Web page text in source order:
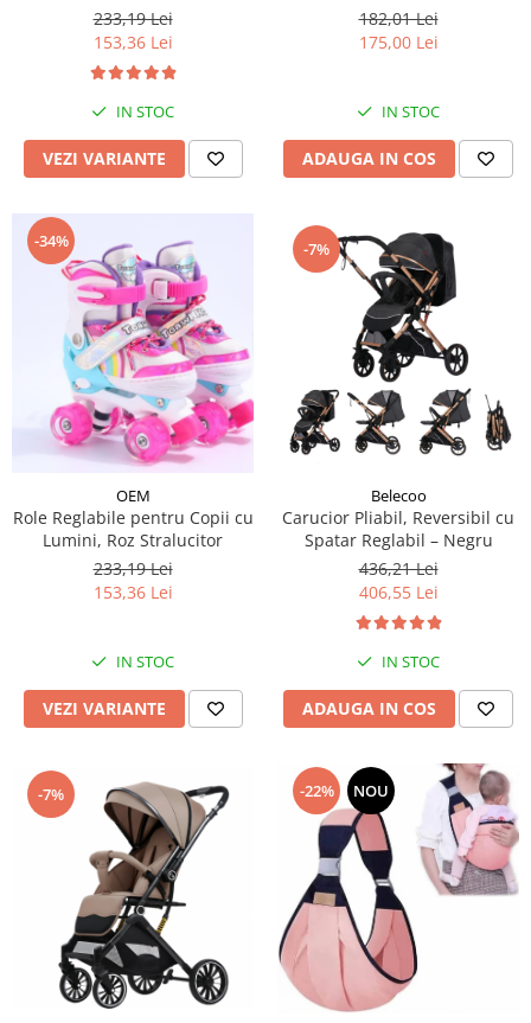
233,19 Lei
153,36 Lei
IN STOC
VEZI VARIANTE
Reglabil - Verde
182,01 Lei
175,00 Lei
IN STOC
ADAUGA IN COS
-34%
OEM
Role Reglabile pentru Copii cu
Lumini, Roz Stralucitor
233,19 Lei
153,36 Lei
IN STOC
VEZI VARIANTE
-7%
Belecoo
Carucior Pliabil, Reversibil cu
Spatar Reglabil – Negru
436,21 Lei
406,55 Lei
IN STOC
ADAUGA IN COS
-7% -22% NOU